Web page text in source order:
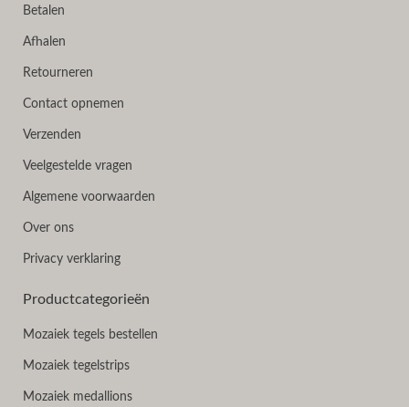
Betalen
Afhalen
Retourneren
Contact opnemen
Verzenden
Veelgestelde vragen
Algemene voorwaarden
Over ons
Privacy verklaring
Productcategorieën
Mozaiek tegels bestellen
Mozaiek tegelstrips
Mozaiek medallions